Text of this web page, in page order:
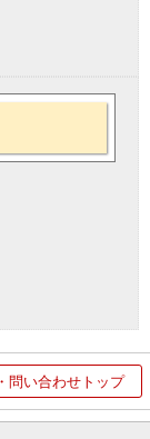
問い合わせトップ